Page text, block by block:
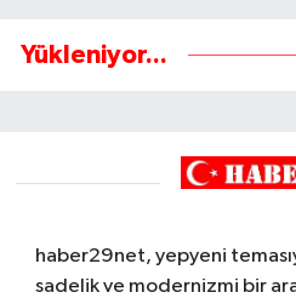
Yükleniyor...
haber29net, yepyeni
sadelik ve modernizmi bir